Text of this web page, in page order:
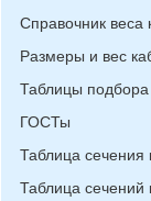
Справочник веса
Размеры и вес
Таблицы подбора
ГОСТы
Таблица
Таблица